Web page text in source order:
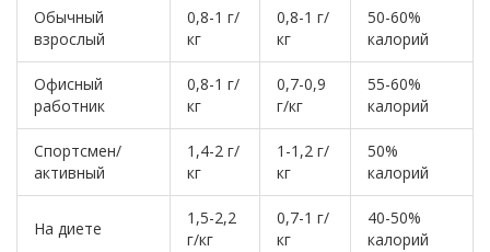
Обычный
взрослый
0,8-1 г/
кг
0,8-1 г/
кг
50-60%
калорий
Офисный
работник
0,8-1 г/
кг
0,7-0,9
г/кг
55-60%
калорий
Спортсмен/
активный
1,4-2 г/
кг
1-1,2 г/
кг
50%
калорий
На диете
1,5-2,2
г/кг
0,7-1 г/
кг
40-50%
калорий